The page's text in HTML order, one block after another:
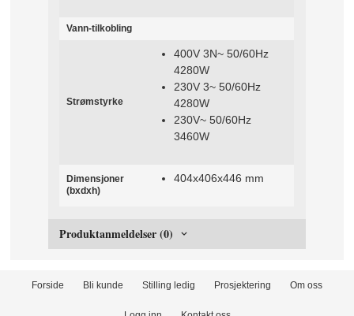
Vann-tilkobling
Strømstyrke
400V 3N~ 50/60Hz
4280W
230V 3~ 50/60Hz
4280W
230V~ 50/60Hz
3460W
Dimensjoner
(bxdxh)
404x406x446 mm
Produktanmeldelser (0)
Forside Bli kunde Stilling ledig Prosjektering Om oss